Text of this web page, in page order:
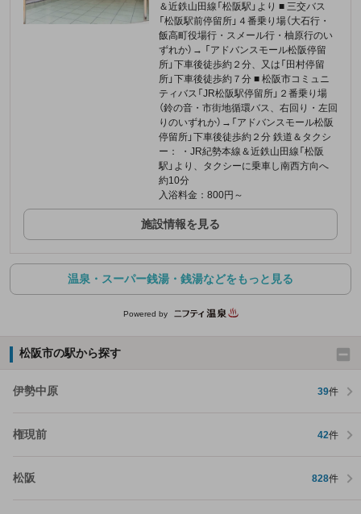
＆近鉄山田線「松阪駅」より ■ 三交バス
「松阪駅前停留所」４番乗り場（大石行・
飯高町役場行・スメール行・柚原行のい
ずれか）→ 「アドバンスモール松阪停留
所」下車後徒歩約２分、又は「田村停留
所」下車後徒歩約７分 ■ 松阪市コミュニ
ティバス「JR松阪駅停留所」２番乗り場
（鈴の音・市街地循環バス、右回り・左回
りのいずれか）→「アドバンスモール松阪
停留所」下車後徒歩約２分 鉄道＆タクシ
ー： ・JR紀勢本線＆近鉄山田線「松阪
駅」より、タクシーに乗車し南西方向へ
約10分
入浴料金：800円～
施設情報を見る
温泉・スーパー銭湯・銭湯などをもっと見る
Powered by
松阪市の駅から探す
伊勢中原 39件
権現前 42件
松阪 828件